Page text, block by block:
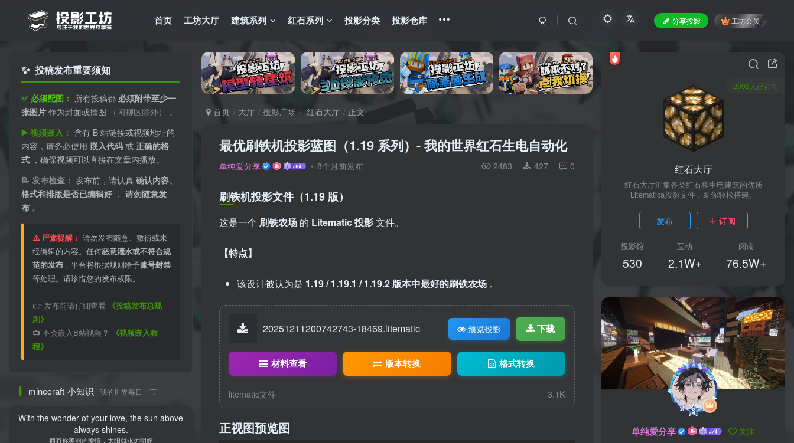
首页 工坊大厅 建筑系列 红石系列 投影分类 投影仓库 分享投影 工坊会员
✨ 投稿发布重要须知
✅ 必须配图： 所有投稿都 必须附带至少一
张图片 作为封面或插图 （闲聊区除外） 。
▶️ 视频嵌入： 含有 B 站链接或视频地址的
内容，请务必使用 嵌入代码 或 正确的格
式 ，确保视频可以直接在文章内播放。
📝 发布检查： 发布前，请认真 确认内容、
格式和排版是否已编辑好 ， 请勿随意发
布 。
⚠️ 严肃提醒： 请勿发布随意、敷衍或未
经编辑的内容。任何恶意灌水或不符合规
范的发布 ，平台将根据规则给予账号封禁
等处理。请珍惜您的发布权限。
👉 发布前请仔细查看 《投稿发布总规
则》
📺 不会嵌入B站视频？
《视频嵌入教
程》
minecraft-小知识 我的世界每日一言
With the wonder of your love, the sun above
always shines.
拥有你美丽的爱情，太阳就永远明媚
首页 大厅 投影广场 红石大厅 正文
最优刷铁机投影蓝图（1.19 系列）- 我的世界红石生电自动化
单纯爱分享 8个月前发布 2483 427 0
刷铁机投影文件（1.19 版）
这是一个 刷铁农场 的 Litematic 投影文件。
【特点】
该设计被认为是 1.19 / 1.19.1 / 1.19.2 版本中最好的刷铁农场 。
20251211200742743-18469.litematic 预览投影 下载
材料查看 版本转换 格式转换
litematic文件 3.1K
正视图预览图
2092人已订阅
红石大厅
红石大厅汇集各类红石和生电建筑的优质
Litematica投影文件，助你轻松搭建。
发布 订阅
投影馆
530
互动
2.1W+
阅读
76.5W+
单纯爱分享 关注